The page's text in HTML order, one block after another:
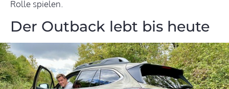
Rolle spielen.
Der Outback lebt bis heute